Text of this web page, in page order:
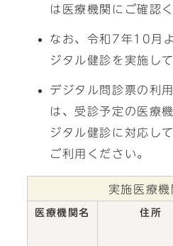
は医療機関にご確認
なお、令和7年10月
ジタル健診を実施し
デジタル問診票の利
は、受診予定の医療
ジタル健診に対応し
ご利用ください。
実施医療
医療機関名 住所